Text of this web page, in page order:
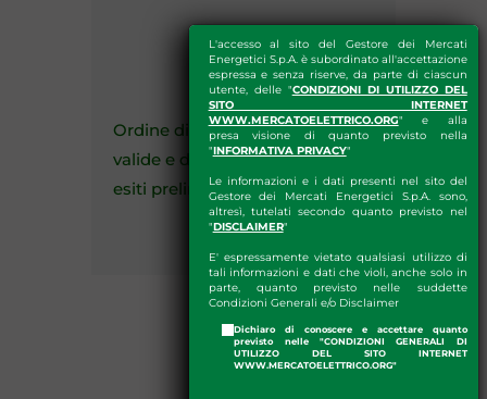
L'accesso al sito del Gestore dei Mercati
Energetici S.p.A. è subordinato all'accettazione
espressa e senza riserve, da parte di ciascun
utente, delle "CONDIZIONI DI UTILIZZO DEL
SITO INTERNET
WWW.MERCATOELETTRICO.ORG" e alla
presa visione di quanto previsto nella
"INFORMATIVA PRIVACY"
Le informazioni e i dati presenti nel sito del
Gestore dei Mercati Energetici S.p.A. sono,
altresì, tutelati secondo quanto previsto nel
"DISCLAIMER"
E' espressamente vietato qualsiasi utilizzo di
tali informazioni e dati che violi, anche solo in
parte, quanto previsto nelle suddette
Condizioni Generali e/o Disclaimer
Dichiaro di conoscere e accettare quanto
previsto nelle "CONDIZIONI GENERALI DI
UTILIZZO DEL SITO INTERNET
WWW.MERCATOELETTRICO.ORG"
02
Ordine di priorità delle offerte
valide e determinazione degli
esiti preliminari di MLT-FLEX